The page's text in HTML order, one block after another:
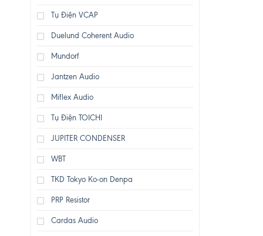
Tụ Điện VCAP
Duelund Coherent Audio
Mundorf
Jantzen Audio
Miflex Audio
Tụ Điện TOICHI
JUPITER CONDENSER
WBT
TKD Tokyo Ko-on Denpa
PRP Resistor
Cardas Audio